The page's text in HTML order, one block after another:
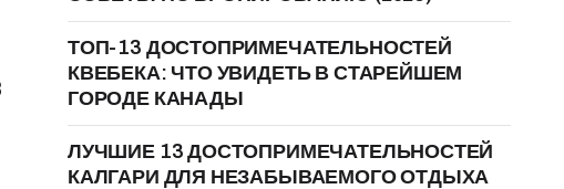
ТОП-13 ДОСТОПРИМЕЧАТЕЛЬНОСТЕЙ
КВЕБЕКА: ЧТО УВИДЕТЬ В СТАРЕЙШЕМ
ГОРОДЕ КАНАДЫ
ЛУЧШИЕ 13 ДОСТОПРИМЕЧАТЕЛЬНОСТЕЙ
КАЛГАРИ ДЛЯ НЕЗАБЫВАЕМОГО ОТДЫХА